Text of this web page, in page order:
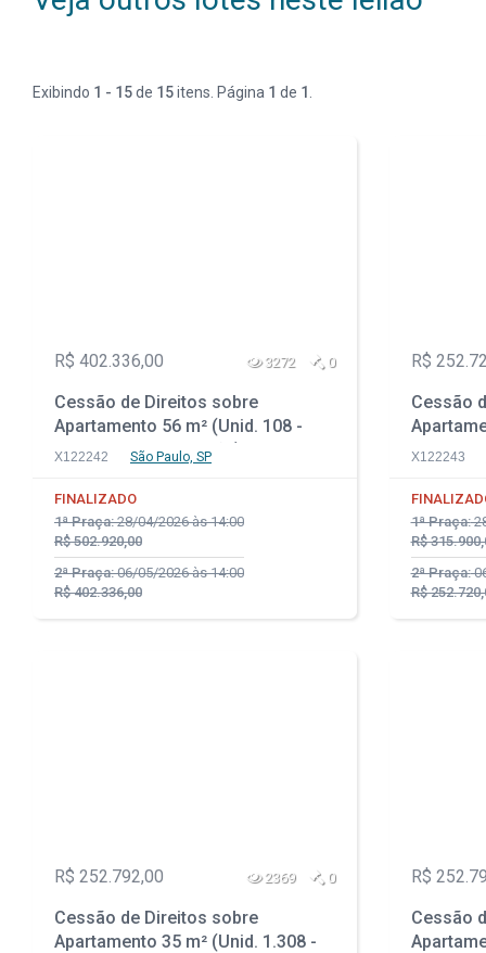
Exibindo 1 - 15de 15itens. Página 1 de 1
R$ 402.336,00 3272 0
Cessão de Direitos sobre
Apartamento 56 m² (Unid. 108 -
Prédio em Construção) - Parque
X122242 São Paulo, SP
FINALIZADO
1ª Praça:28/04/2026 às 14:00
R$ 502.920,00
2ª Praça:06/05/2026 às 14:00
R$ 402.336,00
R$
Cessão
Prédio
X122243
1ª Praça:
R$
2ª Praça:
R$
R$ 252.792,00 2369 0
Cessão de Direitos sobre
Apartamento 35 m² (Unid. 1.308 -
R$
Cessão